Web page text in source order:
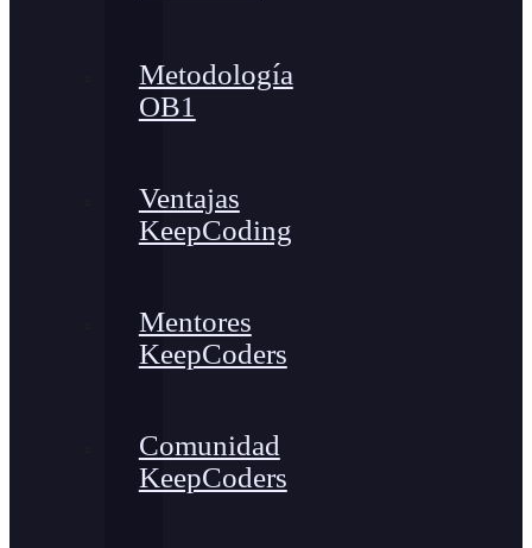
Metodología
OB1
Ventajas
KeepCoding
Mentores
KeepCoders
Comunidad
KeepCoders